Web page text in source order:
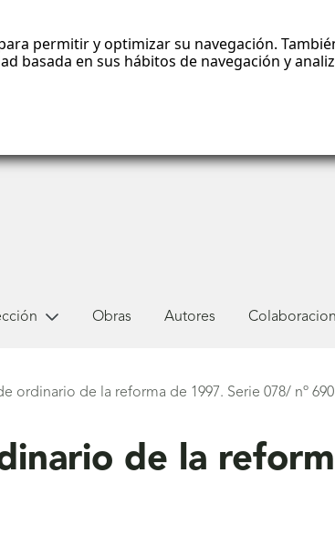
permitir y optimizar su navegación.
basada en sus hábitos de navegación y
Obras Autores
ordinario de la reforma de 1997. Serie 078/ nº
de la